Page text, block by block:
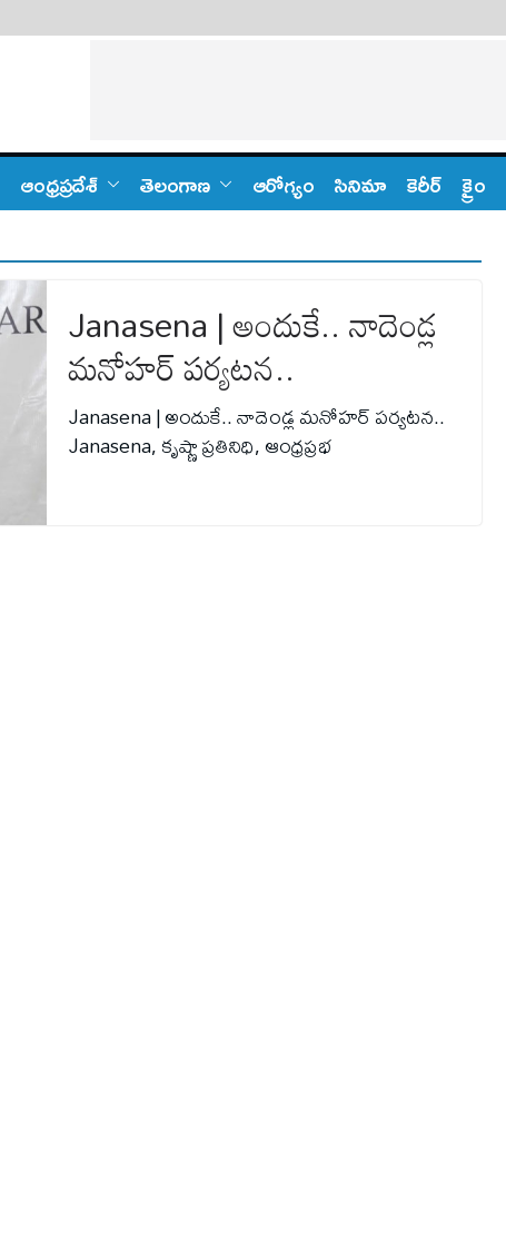
ఆంధ్ర‌ప్ర‌దేశ్ తెలంగాణ‌ ఆరోగ్యం సినిమా కెరీర్ క్రైం
Janasena | అందుకే.. నాదెండ్ల
మనోహర్ పర్యటన..
Janasena | అందుకే.. నాదెండ్ల మనోహర్ పర్యటన..
Janasena, కృష్ణా ప్రతినిధి, ఆంధ్రప్రభ